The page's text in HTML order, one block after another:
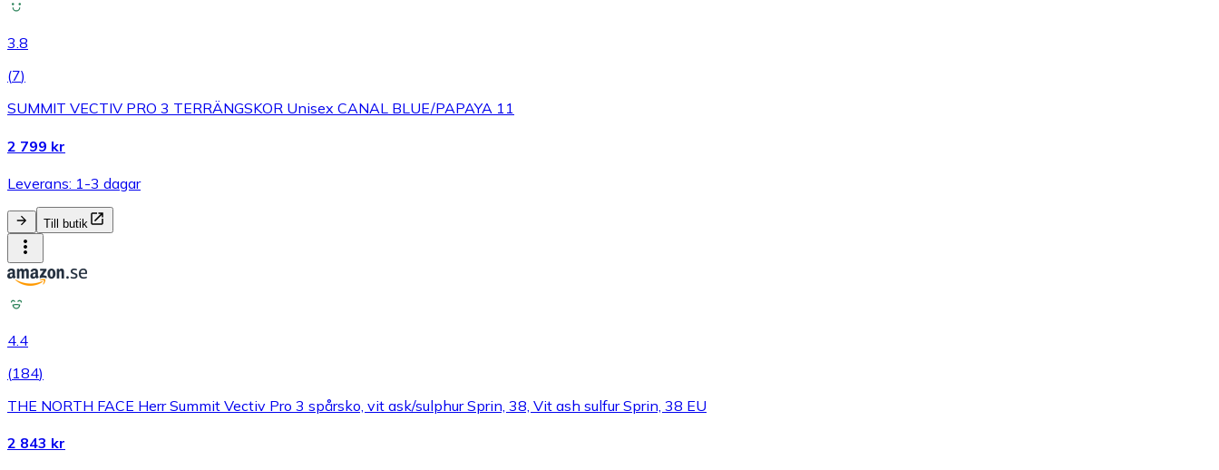
3.8
(7)
SUMMIT VECTIV PRO 3 TERRÄNGSKOR Unisex CANAL BLUE/PAPAYA 11
2 799 kr
Leverans: 1-3 dagar
Till butik
4.4
(184)
THE NORTH FACE Herr Summit Vectiv Pro 3 spårsko, vit ask/sulphur Sprin, 38, Vit ash sulfur Sprin, 38 EU
2 843 kr